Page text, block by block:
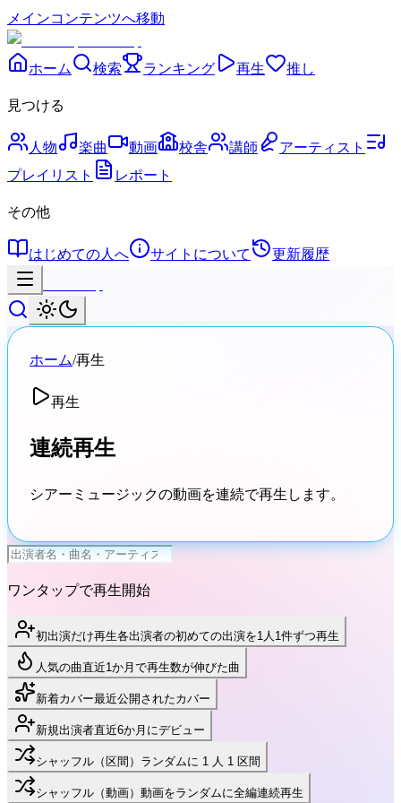
メインコンテンツへ移動
ホーム
検索 ランキング 再生 推し
見つける
人物 楽曲 動画 校舎 講師
アーティスト
プレイリスト
レポート
その他
はじめての人へ サイトについて
更新履歴
ホーム/再生
再生
連続再生
シアーミュージックの動画を連続で再生します。
ワンタップで再生開始
初出演だけ再生各出演者の初めての出演を1人1件ずつ再生
人気の曲直近1か月で再生数が伸びた曲
新着カバー最近公開されたカバー
新規出演者直近6か月にデビュー
シャッフル（区間） ランダムに 1 人 1 区間
シャッフル（動画） 動画をランダムに全編連続再生